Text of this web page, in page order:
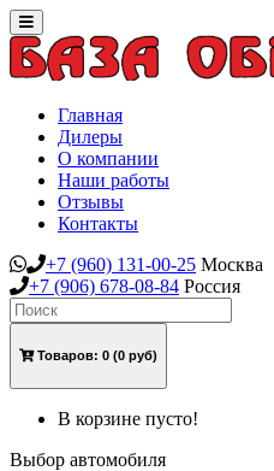
Toggle
navigation
Главная
Дилеры
О компании
Наши работы
Отзывы
Контакты
+7 (960) 131-00-25 Москва
+7 (906) 678-08-84 Россия
Товаров: 0 (0 руб)
В корзине пусто!
Выбор автомобиля